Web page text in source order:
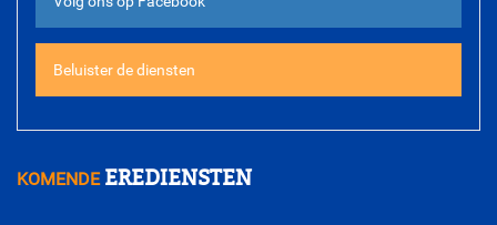
Beluister de diensten
KOMENDEEREDIENSTEN